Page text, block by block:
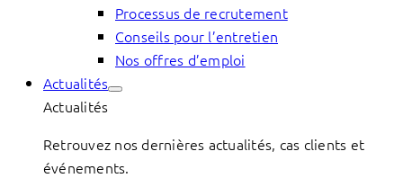
Processus de recrutement
Conseils pour l’entretien
Nos offres d’emploi
Actualités
Actualités
Retrouvez nos dernières actualités, cas clients et
événements.